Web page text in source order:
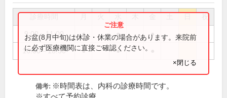
祝
9:00～11:00 ● ● ●
16:00～18:30 ● ●
お盆(8月中旬)は休診・休業の場合があります。来院前
に必ず医療機関に直接ご確認ください。
×閉じる
備考: ※時間表は、内科の診療時間です。